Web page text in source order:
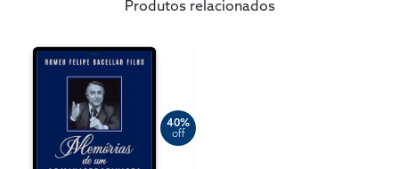
Produtos relacionados
40%
off